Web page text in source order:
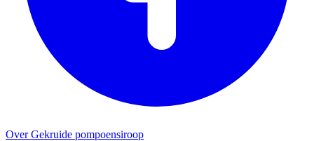
Over Gekruide pompoensiroop